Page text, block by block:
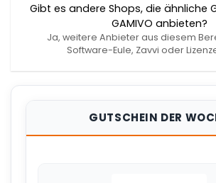
Gibt es andere Shops, die ähnliche
GAMIVO anbieten?
Ja, weitere Anbieter aus diesem
Software-Eule, Zavvi oder
GUTSCHEIN DER